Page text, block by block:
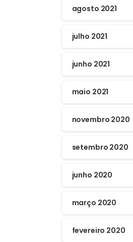
agosto 2021
julho 2021
junho 2021
maio 2021
novembro 2020
setembro 2020
junho 2020
março 2020
fevereiro 2020